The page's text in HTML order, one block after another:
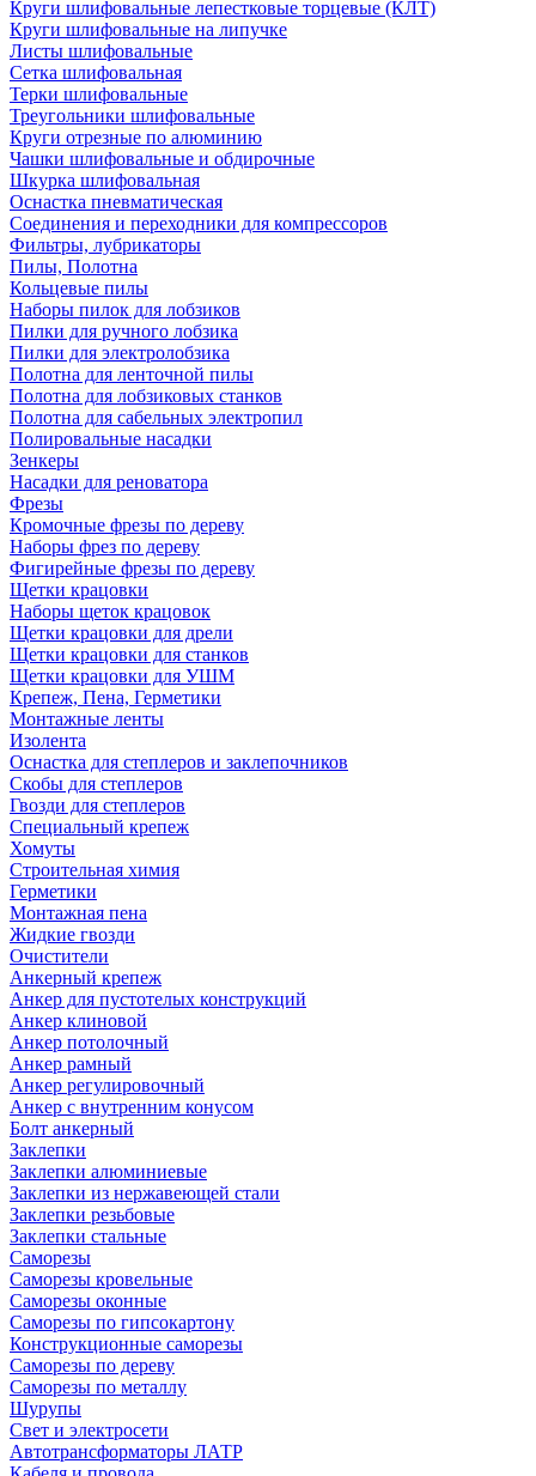
Круги шлифовальные лепестковые торцевые (КЛТ)
Круги шлифовальные на липучке
Листы шлифовальные
Сетка шлифовальная
Терки шлифовальные
Треугольники шлифовальные
Круги отрезные по алюминию
Чашки шлифовальные и обдирочные
Шкурка шлифовальная
Оснастка пневматическая
Соединения и переходники для компрессоров
Фильтры, лубрикаторы
Пилы, Полотна
Кольцевые пилы
Наборы пилок для лобзиков
Пилки для ручного лобзика
Пилки для электролобзика
Полотна для ленточной пилы
Полотна для лобзиковых станков
Полотна для сабельных электропил
Полировальные насадки
Зенкеры
Насадки для реноватора
Фрезы
Кромочные фрезы по дереву
Наборы фрез по дереву
Фигирейные фрезы по дереву
Щетки крацовки
Наборы щеток крацовок
Щетки крацовки для дрели
Щетки крацовки для станков
Щетки крацовки для УШМ
Крепеж, Пена, Герметики
Монтажные ленты
Изолента
Оснастка для степлеров и заклепочников
Скобы для степлеров
Гвозди для степлеров
Специальный крепеж
Хомуты
Строительная химия
Герметики
Монтажная пена
Жидкие гвозди
Очистители
Анкерный крепеж
Анкер для пустотелых конструкций
Анкер клиновой
Анкер потолочный
Анкер рамный
Анкер регулировочный
Анкер с внутренним конусом
Болт анкерный
Заклепки
Заклепки алюминиевые
Заклепки из нержавеющей стали
Заклепки резьбовые
Заклепки стальные
Саморезы
Саморезы кровельные
Саморезы оконные
Саморезы по гипсокартону
Конструкционные саморезы
Саморезы по дереву
Саморезы по металлу
Шурупы
Свет и электросети
Автотрансформаторы ЛАТР